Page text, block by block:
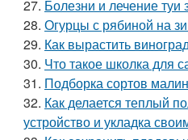
27. Болезни и лечение
28. Огурцы с рябиной на
29. Как вырастить
30. Что такое школка для
31. Подборка сортов
32. Как делается теплый
устройство и укладка